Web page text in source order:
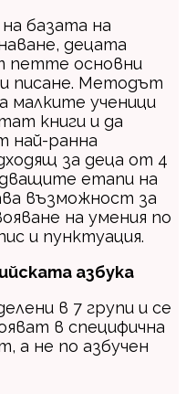
на базата на
децата
петте основни
писане. Методът
малките ученици
книги и да
най-ранна
за деца от 4
етапи на
възможност за
на умения по
и пунктуация.
азбука
в 7 групи и се
в специфична
а не по азбучен